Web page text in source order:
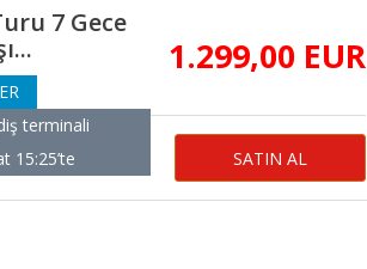
7 Gece
terminali
15:25’te
1.299,00 EUR
SATIN AL